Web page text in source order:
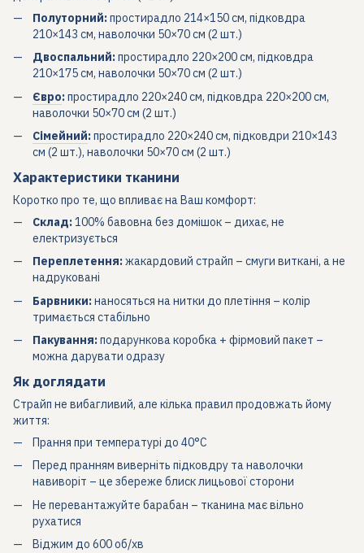
Полуторний:простирадло 214×150 см, підковдра
210×143 см, наволочки 50×70 см (2 шт.)
Двоспальний:простирадло 220×200 см, підковдра
210×175 см, наволочки 50×70 см (2 шт.)
Євро:простирадло 220×240 см, підковдра 220×200 см,
наволочки 50×70 см (2 шт.)
Сімейний:простирадло 220×240 см, підковдри 210×143
см (2 шт.), наволочки 50×70 см (2 шт.)
Характеристики тканини
Коротко про те, що впливає на Ваш комфорт:
Склад:100% бавовна без домішок – дихає, не
електризується
Переплетення:жакардовий страйп – смуги виткані, а не
надруковані
Барвники:наносяться на нитки до плетіння – колір
тримається стабільно
Пакування:подарункова коробка + фірмовий пакет –
можна дарувати одразу
Як доглядати
Страйп не вибагливий, але кілька правил продовжать йому
життя:
Прання при температурі до 40°C
Перед пранням виверніть підковдру та наволочки
навиворіт – це збереже блиск лицьової сторони
Не перевантажуйте барабан – тканина має вільно
рухатися
Віджим до 600 об/хв